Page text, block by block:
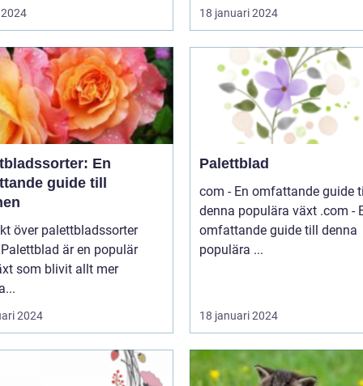
18 januari 2024
En
guide till
över palettbladssorter
som blivit allt mer
2024
Palettblad
com - En omfattande guide
denna populära växt .com - En
omfattande guide till denna
populära ...
18 januari 2024